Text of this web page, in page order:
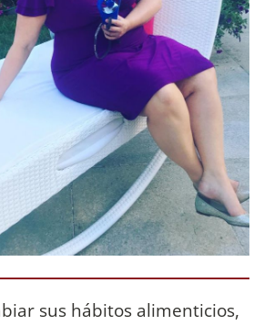
sus hábitos alimenticios,